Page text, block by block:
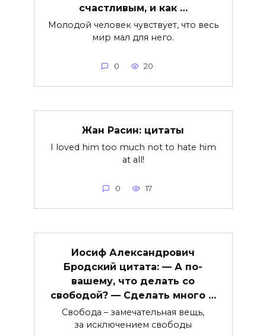
счастливым, и как …
Молодой человек чувствует, что весь
мир мал для него.
0 20
Жан Расин: цитаты
I loved him too much not to hate him
at all!
0 17
Иосиф Александрович
Бродский цитата: — А по-
вашему, что делать со
свободой? — Сделать много …
Свобода – замечательная вещь,
за исключением свободы